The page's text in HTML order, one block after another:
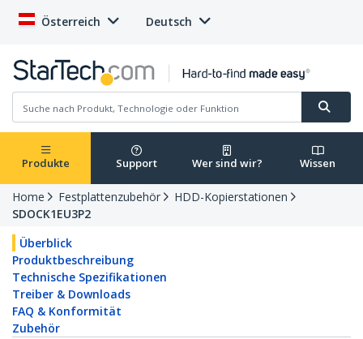
Österreich Deutsch
Produkte Support Wer sind wir? Wissen
Home Festplattenzubehör
HDD-Kopierstationen
SDOCK1EU3P2
Überblick
Produktbeschreibung
Technische Spezifikationen
Treiber & Downloads
FAQ & Konformität
Zubehör